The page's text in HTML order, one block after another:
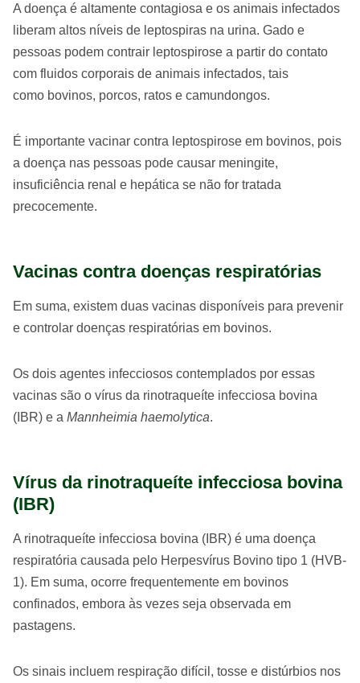
A doença é altamente contagiosa e os animais infectados
liberam altos níveis de leptospiras na urina. Gado e
pessoas podem contrair leptospirose a partir do contato
com fluidos corporais de animais infectados, tais
como bovinos, porcos, ratos e camundongos.
É importante vacinar contra leptospirose em bovinos, pois
a doença nas pessoas pode causar meningite,
insuficiência renal e hepática se não for tratada
precocemente.
Vacinas contra doenças respiratórias
Em suma, existem duas vacinas disponíveis para prevenir
e controlar doenças respiratórias em bovinos.
Os dois agentes infecciosos contemplados por essas
vacinas são o vírus da rinotraqueíte infecciosa bovina
(IBR) e a Mannheimia haemolytica.
Vírus da rinotraqueíte infecciosa bovina
(IBR)
A rinotraqueíte infecciosa bovina (IBR) é uma doença
respiratória causada pelo Herpesvírus Bovino tipo 1 (HVB-
1). Em suma, ocorre frequentemente em bovinos
confinados, embora às vezes seja observada em
pastagens.
Os sinais incluem respiração difícil, tosse e distúrbios nos